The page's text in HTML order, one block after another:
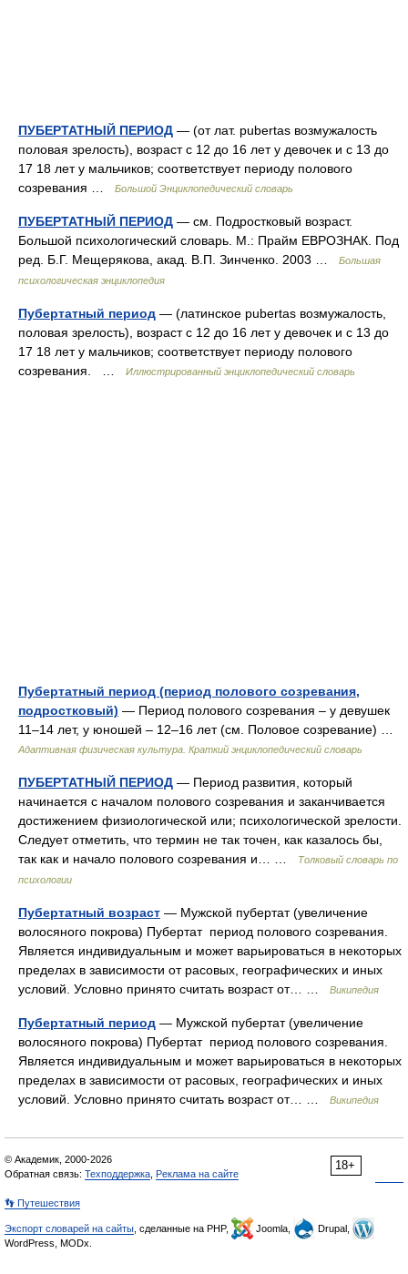
ПУБЕРТАТНЫЙ ПЕРИОД — (от лат. pubertas возмужалость
половая зрелость), возраст с 12 до 16 лет у девочек и с 13 до
17 18 лет у мальчиков; соответствует периоду полового
созревания …
Большой Энциклопедический словарь
ПУБЕРТАТНЫЙ ПЕРИОД — см. Подростковый возраст.
Большой психологический словарь. М.: Прайм ЕВРОЗНАК. Под
ред. Б.Г. Мещерякова, акад. В.П. Зинченко. 2003 …
Большая
психологическая энциклопедия
Пубертатный период — (латинское pubertas возмужалость,
половая зрелость), возраст с 12 до 16 лет у девочек и с 13 до
17 18 лет у мальчиков; соответствует периоду полового
созревания. …
Иллюстрированный энциклопедический словарь
Пубертатный период (период полового созревания,
подростковый) — Период полового созревания – у девушек
11–14 лет, у юношей – 12–16 лет (см. Половое созревание) …
Адаптивная физическая культура. Краткий энциклопедический словарь
ПУБЕРТАТНЫЙ ПЕРИОД — Период развития, который
начинается с началом полового созревания и заканчивается
достижением физиологической или; психологической зрелости.
Следует отметить, что термин не так точен, как казалось бы,
так как и начало полового созревания и… …
Толковый словарь по
психологии
Пубертатный возраст — Мужской пубертат (увеличение
волосяного покрова) Пубертат период полового созревания.
Является индивидуальным и может варьироваться в некоторых
пределах в зависимости от расовых, географических и иных
условий. Условно принято считать возраст от… …
Википедия
Пубертатный период — Мужской пубертат (увеличение
волосяного покрова) Пубертат период полового созревания.
Является индивидуальным и может варьироваться в некоторых
пределах в зависимости от расовых, географических и иных
условий. Условно принято считать возраст от… …
Википедия
18+
© Академик, 2000-2026
Обратная связь: Техподдержка Реклама на сайте
👣 Путешествия
Экспорт словарей на сайты , сделанные на PHP, Joomla,
Drupal,
WordPress, MODx.